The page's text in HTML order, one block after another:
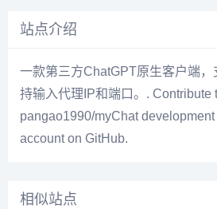
站点介绍
一款第三方ChatGPT原生客户端
持输入代理IP和端口。. Contribute
pangao1990/myChat
account on GitHub.
相似站点